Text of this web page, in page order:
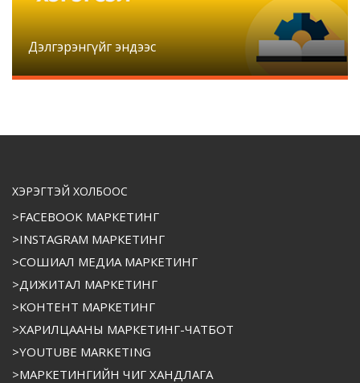
Дэлгэрэнгүйг эндээс
ХЭРЭГТЭЙ ХОЛБООС
>FACEBOOK МАРКЕТИНГ
>INSTAGRAM МАРКЕТИНГ
>СОШИАЛ МЕДИА МАРКЕТИНГ
>ДИЖИТАЛ МАРКЕТИНГ
>КОНТЕНТ МАРКЕТИНГ
>ХАРИЛЦААНЫ МАРКЕТИНГ-ЧАТБОТ
>YOUTUBE MARKETING
>МАРКЕТИНГИЙН ЧИГ ХАНДЛАГА